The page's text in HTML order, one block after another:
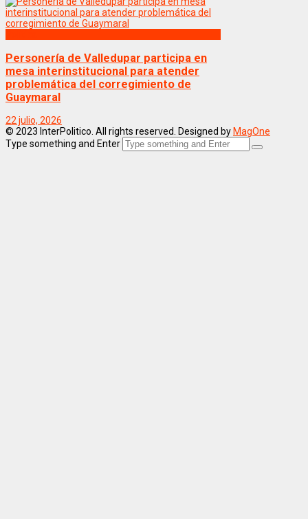
Personería de Valledupar participa en
mesa interinstitucional para atender
problemática del corregimiento de
Guaymaral
22 julio, 2026
© 2023 InterPolitico. All rights reserved. Designed by MagOne
Type something and Enter